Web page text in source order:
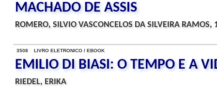
MACHADO DE ASSIS
ROMERO, SILVIO VASCONCELOS DA SILVEIRA RAMOS,
3508 LIVRO ELETRONICO / EBOOK
EMILIO DI BIASI: O TEMPO E A
RIEDEL, ERIKA